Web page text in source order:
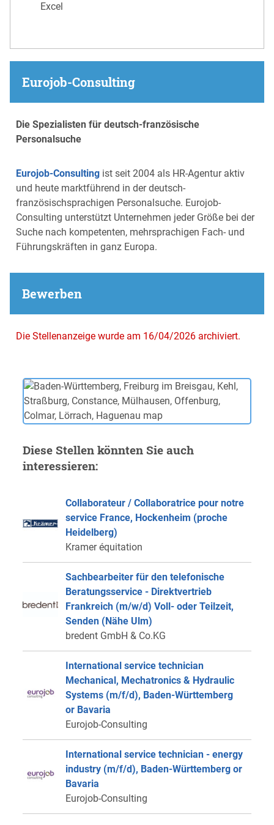
Excel
Eurojob-Consulting
Die Spezialisten für deutsch-französische
Personalsuche
Eurojob-Consulting ist seit 2004 als HR-Agentur aktiv
und heute marktführend in der deutsch-
französischsprachigen Personalsuche. Eurojob-
Consulting unterstützt Unternehmen jeder Größe bei der
Suche nach kompetenten, mehrsprachigen Fach- und
Führungskräften in ganz Europa.
Bewerben
Die Stellenanzeige wurde am 16/04/2026 archiviert.
Diese Stellen könnten Sie auch
interessieren:
Collaborateur / Collaboratrice pour notre
service France, Hockenheim (proche
Heidelberg)
Kramer équitation
Sachbearbeiter für den telefonische
Beratungsservice - Direktvertrieb
Frankreich (m/w/d) Voll- oder Teilzeit,
Senden (Nähe Ulm)
bredent GmbH & Co.KG
International service technician
Mechanical, Mechatronics & Hydraulic
Systems (m/f/d), Baden-Württemberg
or Bavaria
Eurojob-Consulting
International service technician - energy
industry (m/f/d), Baden-Württemberg or
Bavaria
Eurojob-Consulting